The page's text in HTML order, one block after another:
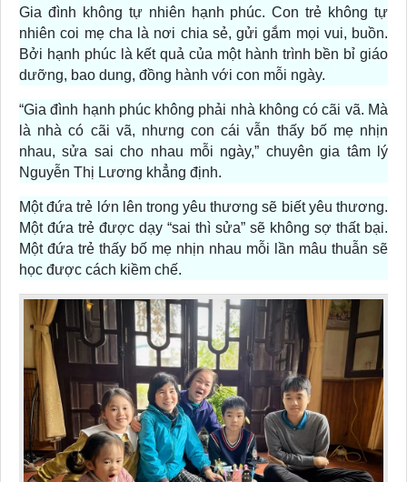
Gia đình không tự nhiên hạnh phúc. Con trẻ không tự
nhiên coi mẹ cha là nơi chia sẻ, gửi gắm mọi vui, buồn.
Bởi hạnh phúc là kết quả của một hành trình bền bỉ giáo
dưỡng, bao dung, đồng hành với con mỗi ngày.
“Gia đình hạnh phúc không phải nhà không có cãi vã. Mà
là nhà có cãi vã, nhưng con cái vẫn thấy bố mẹ nhịn
nhau, sửa sai cho nhau mỗi ngày,” chuyên gia tâm lý
Nguyễn Thị Lương khẳng định.
Một đứa trẻ lớn lên trong yêu thương sẽ biết yêu thương.
Một đứa trẻ được dạy “sai thì sửa” sẽ không sợ thất bại.
Một đứa trẻ thấy bố mẹ nhịn nhau mỗi lần mâu thuẫn sẽ
học được cách kiềm chế.